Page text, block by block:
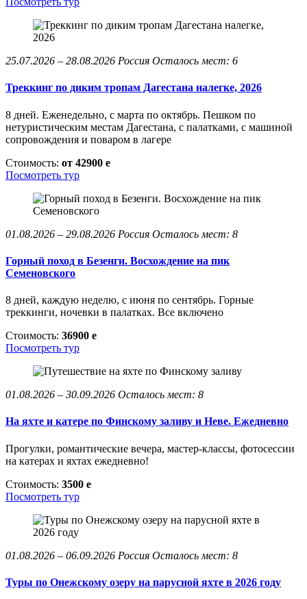
25.07.2026 – 28.08.2026 Россия Осталось мест: 6
Треккинг по диким тропам Дагестана налегке, 2026
8 дней. Еженедельно, с марта по октябрь. Пешком по
нетуристическим местам Дагестана, с палатками, с машиной
сопровождения и поваром в лагере
Стоимость: от 42900 e
Посмотреть тур
01.08.2026 – 29.08.2026 Россия Осталось мест: 8
Горный поход в Безенги. Восхождение на пик
Семеновского
8 дней, каждую неделю, с июня по сентябрь. Горные
треккинги, ночевки в палатках. Все включено
Стоимость: 36900 e
Посмотреть тур
01.08.2026 – 30.09.2026 Осталось мест: 8
На яхте и катере по Финскому заливу и Неве. Ежедневно
Прогулки, романтические вечера, мастер-классы, фотосессии
на катерах и яхтах ежедневно!
Стоимость: 3500 e
Посмотреть тур
01.08.2026 – 06.09.2026 Россия Осталось мест: 8
Туры по Онежскому озеру на парусной яхте в 2026 году